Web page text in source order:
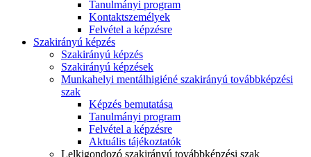
Tanulmányi program
Kontaktszemélyek
Felvétel a képzésre
Szakirányú képzés
Szakirányú képzés
Szakirányú képzések
Munkahelyi mentálhigiéné szakirányú továbbképzési
szak
Képzés bemutatása
Tanulmányi program
Felvétel a képzésre
Aktuális tájékoztatók
Lelkigondozó szakirányú továbbképzési szak